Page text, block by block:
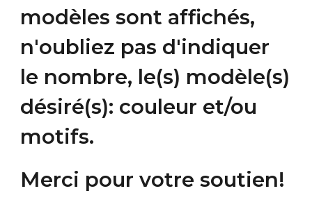
modèles sont affichés,
n'oubliez pas d'indiquer
le nombre, le(s) modèle(s)
désiré(s): couleur et/ou
motifs.
Merci pour votre soutien!